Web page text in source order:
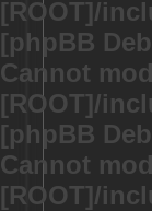
[ROOT]/
[phpBB
Cannot
[ROOT]/
[phpBB
Cannot
[ROOT]/